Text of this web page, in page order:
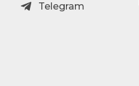
Telegram